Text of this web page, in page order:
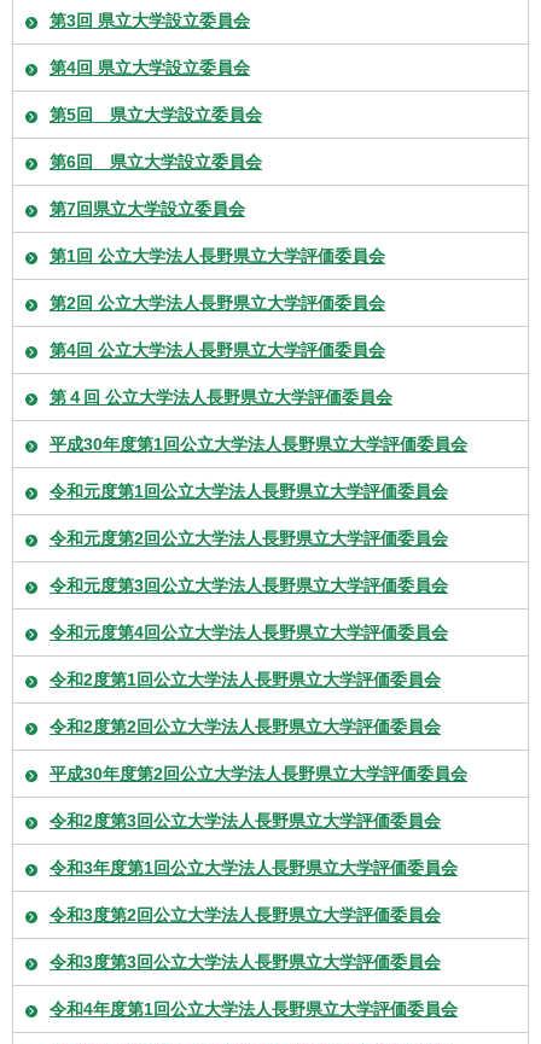
第3回 県立大学設立委員会
第4回 県立大学設立委員会
第5回 県立大学設立委員会
第6回 県立大学設立委員会
第7回県立大学設立委員会
第1回 公立大学法人長野県立大学評価委員会
第2回 公立大学法人長野県立大学評価委員会
第4回 公立大学法人長野県立大学評価委員会
第４回 公立大学法人長野県立大学評価委員会
平成30年度第1回公立大学法人長野県立大学評価委員会
令和元度第1回公立大学法人長野県立大学評価委員会
令和元度第2回公立大学法人長野県立大学評価委員会
令和元度第3回公立大学法人長野県立大学評価委員会
令和元度第4回公立大学法人長野県立大学評価委員会
令和2度第1回公立大学法人長野県立大学評価委員会
令和2度第2回公立大学法人長野県立大学評価委員会
平成30年度第2回公立大学法人長野県立大学評価委員会
令和2度第3回公立大学法人長野県立大学評価委員会
令和3年度第1回公立大学法人長野県立大学評価委員会
令和3度第2回公立大学法人長野県立大学評価委員会
令和3度第3回公立大学法人長野県立大学評価委員会
令和4年度第1回公立大学法人長野県立大学評価委員会